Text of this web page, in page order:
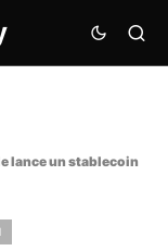
lance un stablecoin